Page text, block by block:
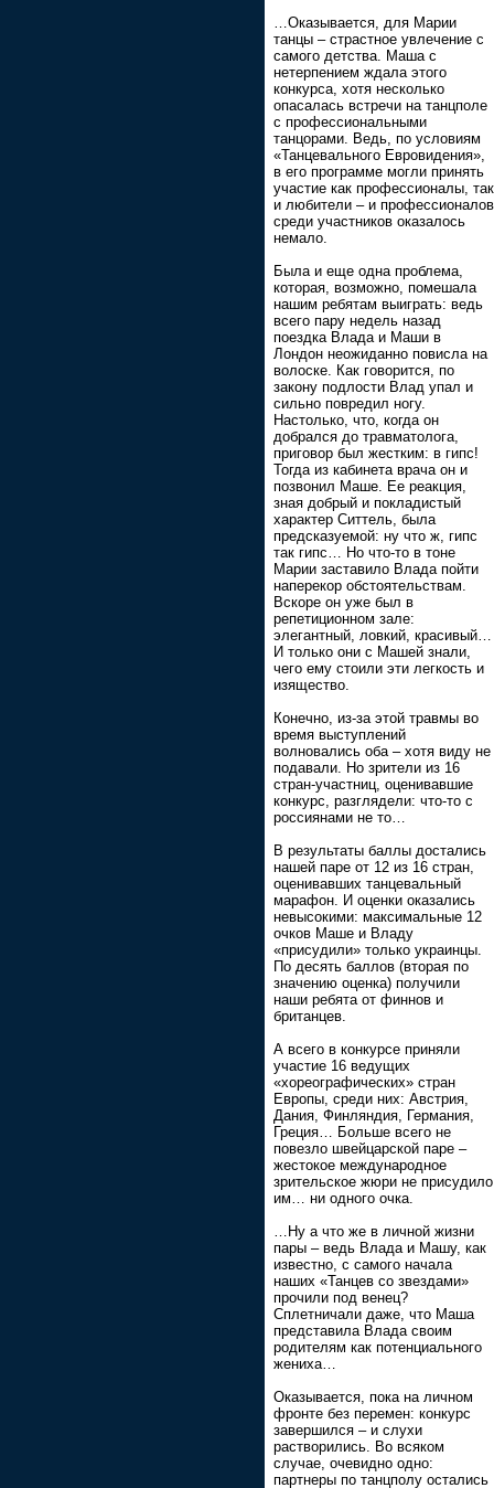
…Оказывается, для Марии
танцы – страстное увлечение с
самого детства. Маша с
нетерпением ждала этого
конкурса, хотя несколько
опасалась встречи на танцполе
с профессиональными
танцорами. Ведь, по условиям
«Танцевального Евровидения»,
в его программе могли принять
участие как профессионалы, так
и любители – и профессионалов
среди участников оказалось
немало.
Была и еще одна проблема,
которая, возможно, помешала
нашим ребятам выиграть: ведь
всего пару недель назад
поездка Влада и Маши в
Лондон неожиданно повисла на
волоске. Как говорится, по
закону подлости Влад упал и
сильно повредил ногу.
Настолько, что, когда он
добрался до травматолога,
приговор был жестким: в гипс!
Тогда из кабинета врача он и
позвонил Маше. Ее реакция,
зная добрый и покладистый
характер Ситтель, была
предсказуемой: ну что ж, гипс
так гипс… Но что-то в тоне
Марии заставило Влада пойти
наперекор обстоятельствам.
Вскоре он уже был в
репетиционном зале:
элегантный, ловкий, красивый…
И только они с Машей знали,
чего ему стоили эти легкость и
изящество.
Конечно, из-за этой травмы во
время выступлений
волновались оба – хотя виду не
подавали. Но зрители из 16
стран-участниц, оценивавшие
конкурс, разглядели: что-то с
россиянами не то…
В результаты баллы достались
нашей паре от 12 из 16 стран,
оценивавших танцевальный
марафон. И оценки оказались
невысокими: максимальные 12
очков Маше и Владу
«присудили» только украинцы.
По десять баллов (вторая по
значению оценка) получили
наши ребята от финнов и
британцев.
А всего в конкурсе приняли
участие 16 ведущих
«хореографических» стран
Европы, среди них: Австрия,
Дания, Финляндия, Германия,
Греция… Больше всего не
повезло швейцарской паре –
жестокое международное
зрительское жюри не присудило
им… ни одного очка.
…Ну а что же в личной жизни
пары – ведь Влада и Машу, как
известно, с самого начала
наших «Танцев со звездами»
прочили под венец?
Сплетничали даже, что Маша
представила Влада своим
родителям как потенциального
жениха…
Оказывается, пока на личном
фронте без перемен: конкурс
завершился – и слухи
растворились. Во всяком
случае, очевидно одно:
партнеры по танцполу остались